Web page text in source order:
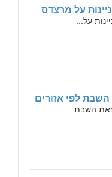
על מרצדס
על...
לפי אזורים
השבת...